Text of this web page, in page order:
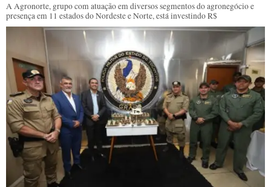
A Agronorte, grupo com atuação em diversos segmentos do agronegócio e
presença em 11 estados do Nordeste e Norte, está investindo R$